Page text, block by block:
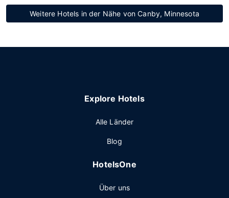
Weitere Hotels in der Nähe von Canby, Minnesota
Explore Hotels
Alle Länder
Blog
HotelsOne
Über uns